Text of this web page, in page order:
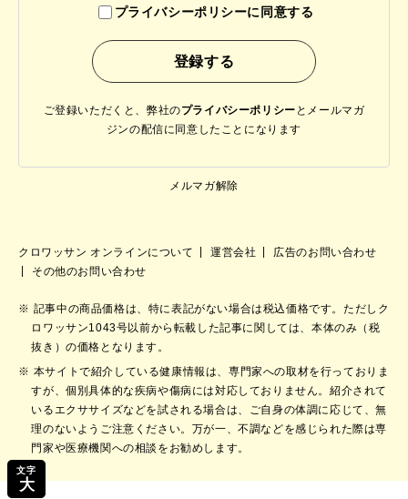
文字
大
プライバシーポリシーに同意する
ご登録いただくと、弊社のプライバシーポリシー と メールマガ
ジンの配信に同意したことになります
メルマガ解除
クロワッサン オンラインについて 運営会社
広告のお問い合わせ
その他のお問い合わせ
記事中の商品価格は、特に表記がない場合は税込価格です。ただしク
ロワッサン1043号以前から転載した記事に関しては、本体のみ（税
抜き）の価格となります。
本サイトで紹介している健康情報は、専門家への取材を行っておりま
すが、個別具体的な疾病や傷病には対応しておりません。紹介されて
いるエクササイズなどを試される場合は、ご自身の体調に応じて、無
理のないようご注意ください。万が一、不調などを感じられた際は専
門家や医療機関への相談をお勧めします。